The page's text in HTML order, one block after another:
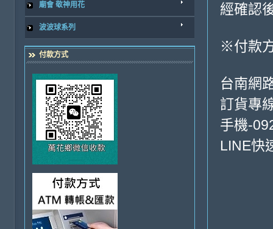
廟會 敬神用花
波波球系列
付款方式
經確認
※付款
台南網
訂貨專
手機-
LINE快